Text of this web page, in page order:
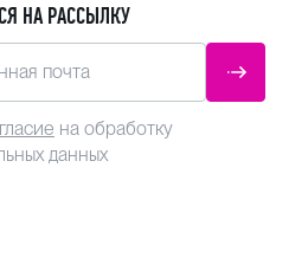
НА РАССЫЛКУ
почта
на обработку
данных
VK
одноклассниках
Rutube